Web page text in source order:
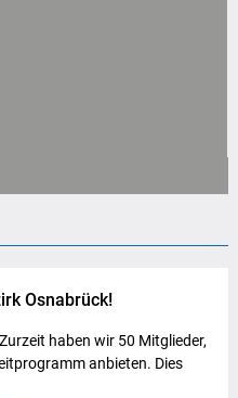
Osnabrück!
haben wir 50 Mitglieder,
anbieten. Dies